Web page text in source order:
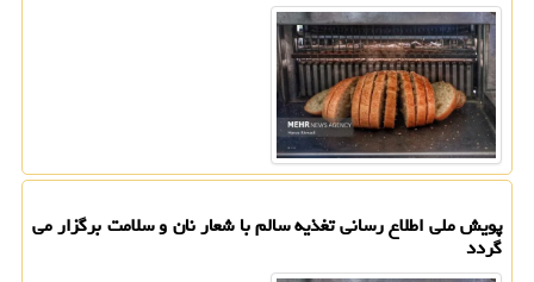
پویش ملی اطلاع رسانی تغذیه سالم با شعار نان و سلامت برگزار می
گردد